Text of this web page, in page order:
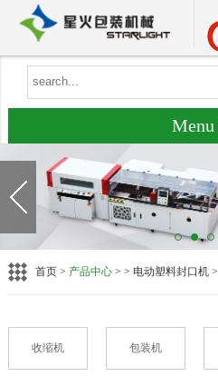
Menu
首页> 产品中心> > 电动塑料封口机 >
收缩机 包装机